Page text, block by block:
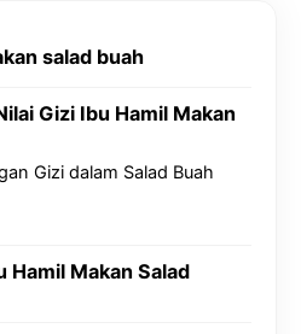
salad buah
Gizi Ibu Hamil Makan
Gizi dalam Salad Buah
Hamil Makan Salad